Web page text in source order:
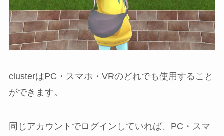
clusterはPC・スマホ・VRのどれでも使用すること
ができます。
同じアカウントでログインしていれば、PC・スマ